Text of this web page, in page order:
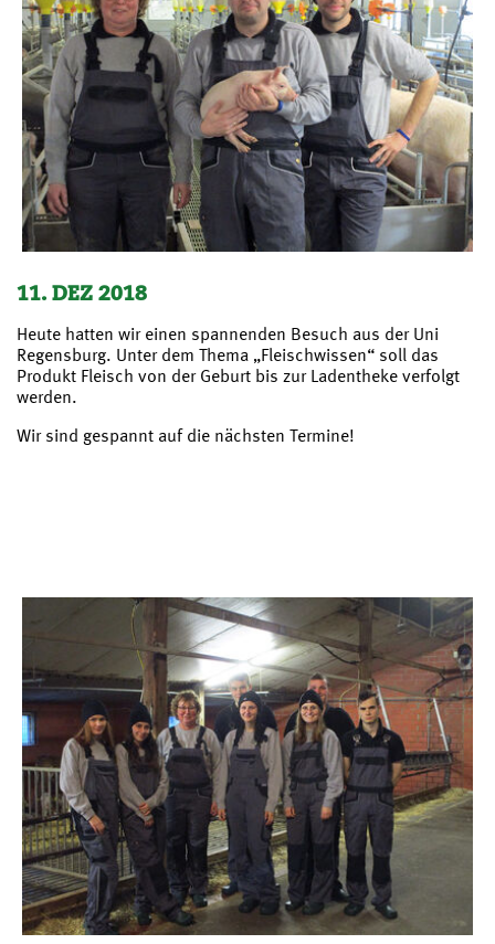
11. DEZ 2018
Heute hatten wir einen spannenden Besuch aus der Uni
Regensburg. Unter dem Thema „Fleischwissen“ soll das
Produkt Fleisch von der Geburt bis zur Ladentheke verfolgt
werden.
Wir sind gespannt auf die nächsten Termine!